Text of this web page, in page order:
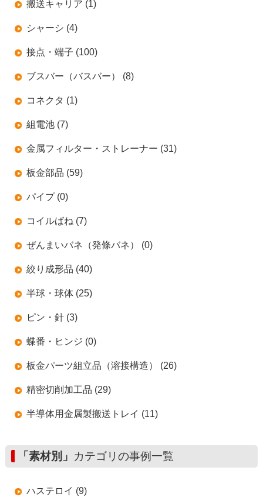
搬送キャリア (1)
シャーシ (4)
接点・端子 (100)
ブスバー（バスバー） (8)
コネクタ (1)
組電池 (7)
金属フィルター・ストレーナー (31)
板金部品 (59)
パイプ (0)
コイルばね (7)
ぜんまいバネ（発條バネ） (0)
絞り成形品 (40)
半球・球体 (25)
ピン・針 (3)
蝶番・ヒンジ (0)
板金パーツ組立品（溶接構造） (26)
精密切削加工品 (29)
半導体用金属製搬送トレイ (11)
「素材別」 カテゴリの事例一覧
ハステロイ (9)